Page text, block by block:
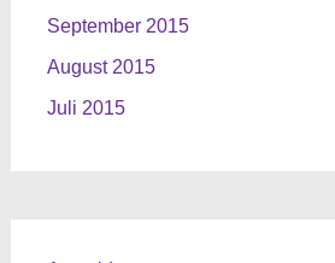
September 2015
August 2015
Juli 2015